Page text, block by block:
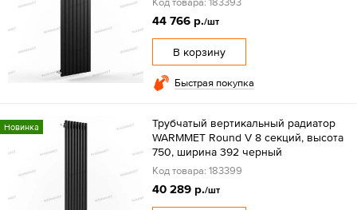
44 766 р./шт
В корзину
Быстрая покупка
Новинка
Трубчатый вертикальный радиатор
WARMMET Round V 8 секций, высота
750, ширина 392 черный
Код товара: 183399
40 289 р./шт